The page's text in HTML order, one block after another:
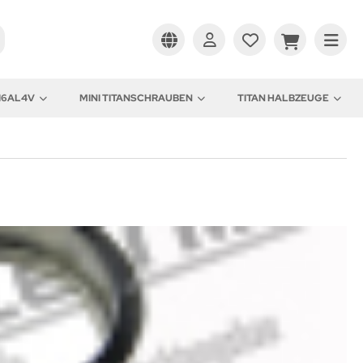
MINI TITANSCHRAUBEN TITAN HALBZEUGE